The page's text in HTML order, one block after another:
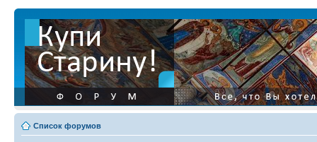
Список форумов